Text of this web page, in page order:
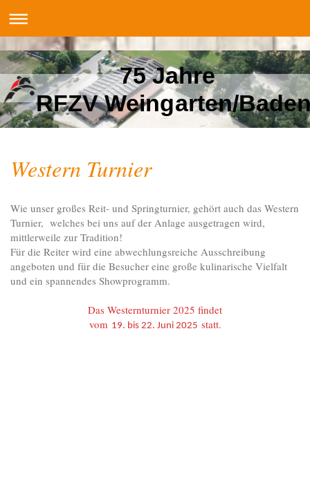
75 Jahre
RFZV Weingarten/
Western Turnier
Wie unser großes Reit- und Springturnier, gehört auch das Western
Turnier, welches bei uns auf der Anlage ausgetragen wird,
mittlerweile zur Tradition!
Für die Reiter wird eine abwechlungsreiche Ausschreibung
angeboten und für die Besucher eine große kulinarische Vielfalt
und ein spannendes Showprogramm.
Das Westernturnier 2025 findet
vom 19. bis 22. Juni 2025 statt.